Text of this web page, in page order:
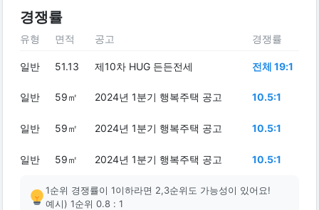
경쟁률
유형 면적 공고 경쟁률
일반 51.13 제10차 HUG 든든전세 전체 19:1
일반 59㎡ 2024년 1분기 행복주택 공고 10.5:1
일반 59㎡ 2024년 1분기 행복주택 공고 10.5:1
일반 59㎡ 2024년 1분기 행복주택 공고 10.5:1
1순위 경쟁률이 1이하라면 2,3순위도 가능성이 있어요!
예시) 1순위 0.8 : 1